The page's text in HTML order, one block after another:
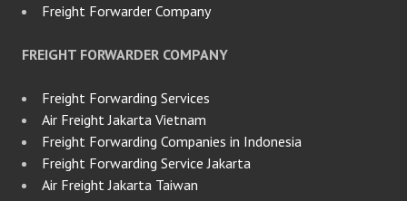
Freight Forwarder Company
FREIGHT FORWARDER COMPANY
Freight Forwarding Services
Air Freight Jakarta Vietnam
Freight Forwarding Companies in Indonesia
Freight Forwarding Service Jakarta
Air Freight Jakarta Taiwan